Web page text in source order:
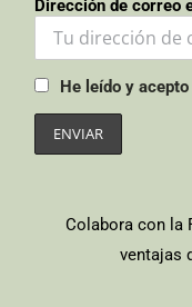
Dirección de correo
He leído y
Colabora con la
ventajas